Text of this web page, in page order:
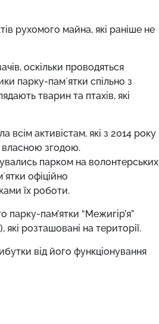
рухомого майна, які раніше не
оскільки проводяться
парку-памʼятки спільно з
тварин та птахів, які
всім активістам, які з 2014 року
власною згодою.
парком на волонтерських
офіційно
їх роботи.
пам’ятки “Межигір’я”
розташовані на території.
від його функціонування